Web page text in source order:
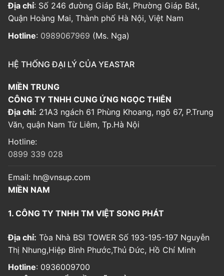
Địa chỉ: Số 246 đường Giáp Bát, Phường Giáp Bát,
Quận Hoàng Mai, Thành phố Hà Nội, Việt Nam
Hotline: 0989067969 (Ms. Nga)
HỆ THỐNG ĐẠI LÝ CỦA YEASTAR
MIỀN TRUNG
CÔNG TY TNHH CUNG ỨNG NGỌC THIÊN
Địa chỉ: 21A3 ngách 61 Phùng Khoang, ngõ 67, P.Trung
Văn, quận Nam Từ Liêm, Tp.Hà Nội
Hotline:
0899 339 028
Email: hn@vnsup.com
MIỀN NAM
1. CÔNG TY TNHH TM VIỆT SONG PHÁT
Địa chỉ: Tòa Nhà BSI TOWER Số 193-195-197 Nguyễn
Thị Nhung,Hiệp Bình Phước,Thủ Đức, Hồ Chí Minh
Hotline: 0936009700